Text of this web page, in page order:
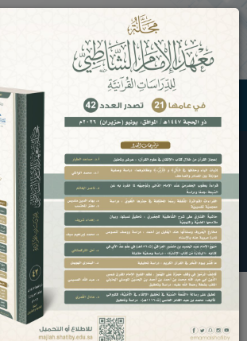
جمعية الشاطبي التعليمية
إدارات الجمعية
الرئيسية إدارات الجمعية